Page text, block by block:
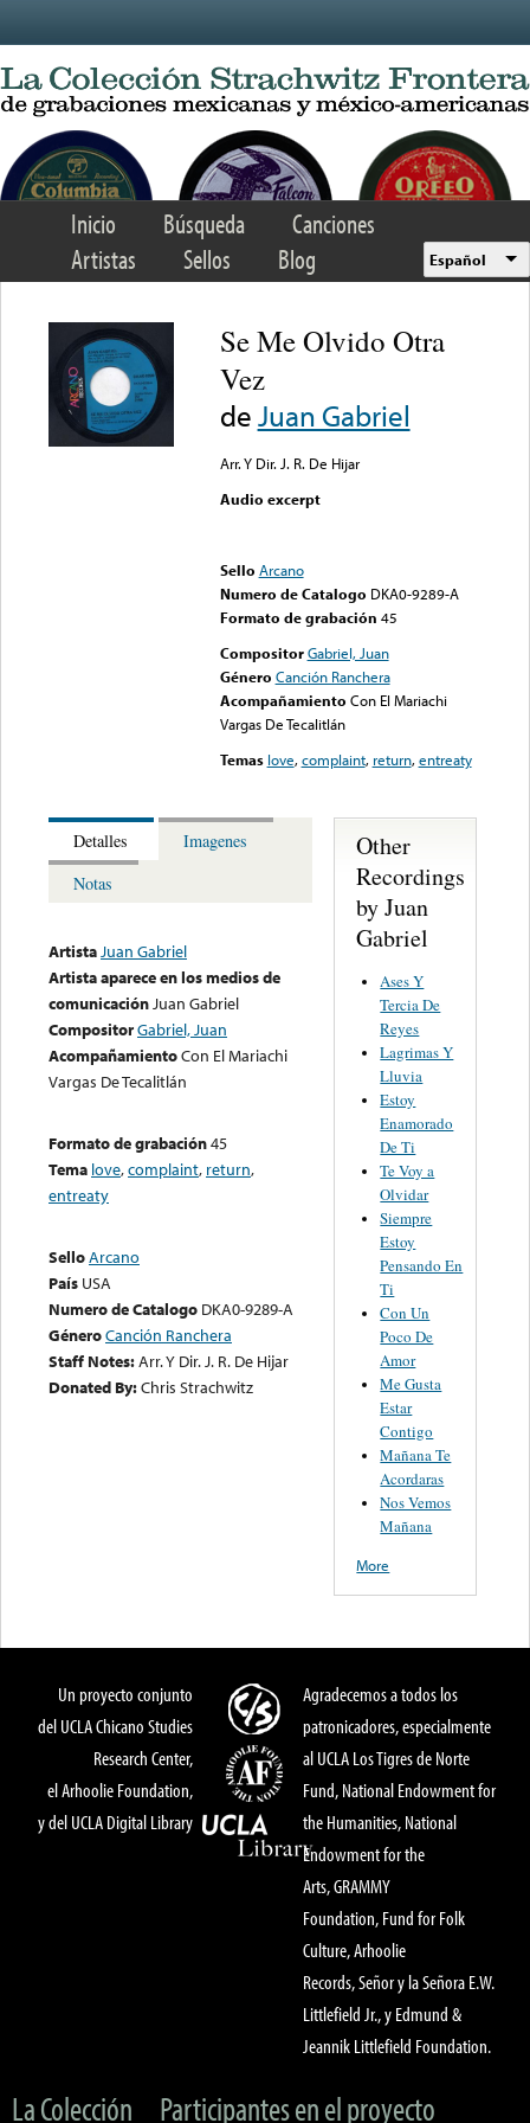
Inicio Búsqueda
Canciones
Artistas
Sellos Blog Español
Se Me Olvido Otra
Vez
deJuan Gabriel
Arr. Y Dir. J. R. De Hijar
Audio excerpt
Sello Arcano
Numero de Catalogo DKA0-9289-A
Formato de grabación 45
Compositor Gabriel, Juan
Género Canción Ranchera
Acompañamiento Con El Mariachi
Vargas De Tecalitlán
Temas love,complaint, return,entreaty
Detalles
Imagenes
Notas
ArtistaJuan Gabriel
Artista aparece en los medios de
comunicaciónJuan Gabriel
CompositorGabriel, Juan
AcompañamientoCon El Mariachi
Vargas De Tecalitlán
Formato de grabación45
Tema love,complaint, return,
entreaty
SelloArcano
País USA
Numero de Catalogo DKA0-9289-A
GéneroCanción Ranchera
Staff Notes:Arr. Y Dir. J. R. De Hijar
Donated By:Chris Strachwitz
Other
Recordings
by Juan
Gabriel
Ases Y
Tercia De
Reyes
Lagrimas Y
Lluvia
Estoy
Enamorado
De Ti
Te Voy a
Olvidar
Siempre
Estoy
Pensando En
Ti
Con Un
Poco De
Amor
Me Gusta
Estar
Contigo
Mañana Te
Acordaras
Nos Vemos
Mañana
More
Un proyecto conjunto
del UCLA Chicano Studies
Research Center,
el Arhoolie Foundation,
y del UCLA Digital Library
Agradecemos a todos los
patronicadores, especialmente
al UCLA Los Tigres de Norte
Fund, National Endowment for
the Humanities, National
Endowment for the
Arts, GRAMMY
Foundation, Fund for Folk
Culture, Arhoolie
Records, Señor y la Señora E.W.
Littlefield Jr., y Edmund &
Jeannik Littlefield Foundation.
La Colección
Participantes en el proyecto